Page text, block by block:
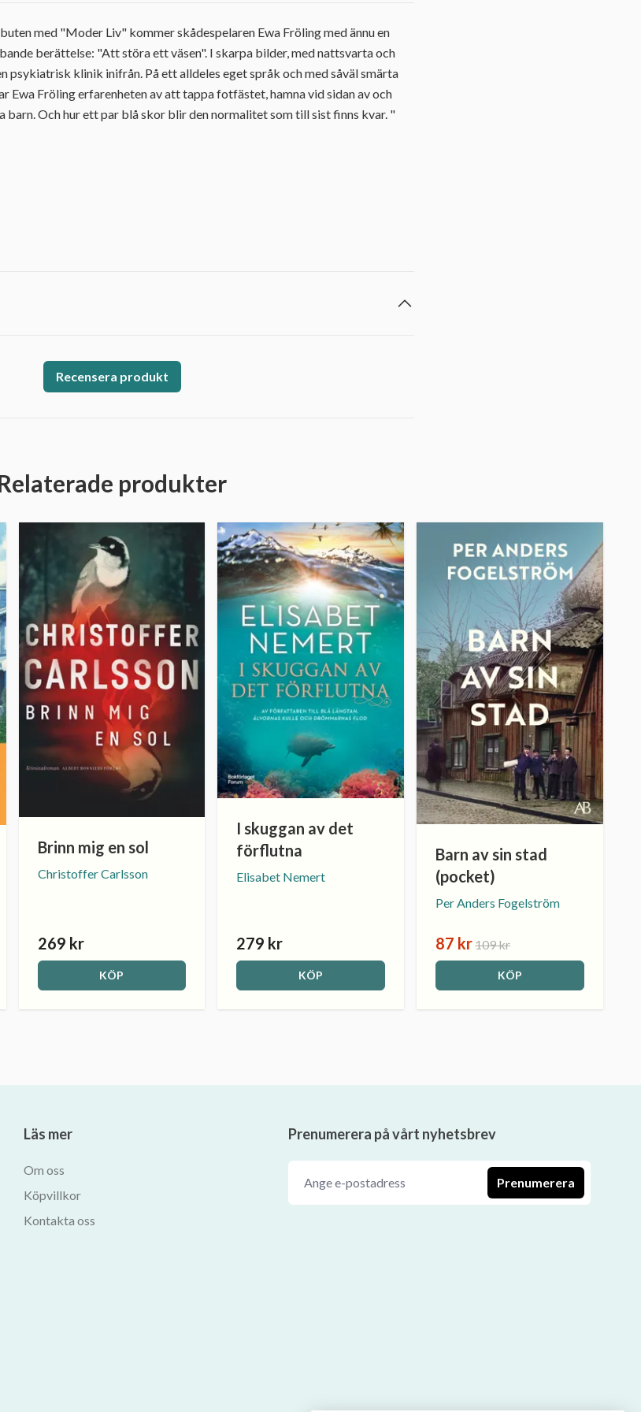
med "Moder Liv" kommer skådespelaren Ewa Fröling med ännu en
berättelse: "Att störa ett väsen". I skarpa bilder, med nattsvarta och
psykiatrisk klinik inifrån. På ett alldeles eget språk och med såväl smärta
Ewa Fröling erfarenheten av att tappa fotfästet, hamna vid sidan av och
barn. Och hur ett par blå skor blir den normalitet som till sist finns kvar. "
Recensera produkt
produkter
Brinn mig en sol
Christoffer Carlsson
269 kr
KÖP
I skuggan av det
förflutna
Elisabet Nemert
279 kr
KÖP
Barn av sin stad
(pocket)
Per Anders Fogelström
87 kr109 kr
KÖP
Läs mer
Om oss
Köpvillkor
Kontakta oss
Prenumerera på vårt nyhetsbrev
Prenumerera